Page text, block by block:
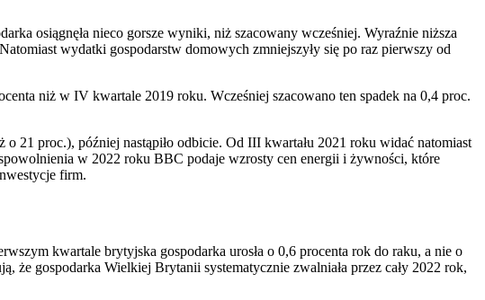
osiągnęła nieco gorsze wyniki, niż szacowany wcześniej. Wyraźnie niższa
wydatki gospodarstw domowych zmniejszyły się po raz pierwszy od
niż w IV kwartale 2019 roku. Wcześniej szacowano ten spadek na 0,4 proc.
21 proc.), później nastąpiło odbicie. Od III kwartału 2021 roku widać natomiast
w 2022 roku BBC podaje wzrosty cen energii i żywności, które
firm.
kwartale brytyjska gospodarka urosła o 0,6 procenta rok do raku, a nie o
że gospodarka Wielkiej Brytanii systematycznie zwalniała przez cały 2022 rok,